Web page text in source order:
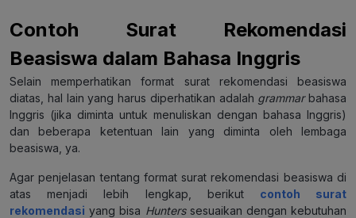
Contoh Surat Rekomendasi
Beasiswa dalam Bahasa Inggris
Selain memperhatikan format surat rekomendasi beasiswa
diatas, hal lain yang harus diperhatikan adalah grammar bahasa
Inggris (jika diminta untuk menuliskan dengan bahasa Inggris)
dan beberapa ketentuan lain yang diminta oleh lembaga
beasiswa, ya.
Agar penjelasan tentang format surat rekomendasi beasiswa di
atas menjadi lebih lengkap, berikut contoh surat
rekomendasi yang bisa Hunters sesuaikan dengan kebutuhan